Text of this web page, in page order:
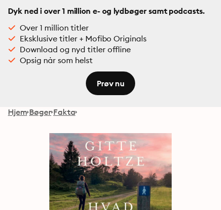
Dyk ned i over 1 million e- og lydbøger samt podcasts.
Over 1 million titler
Eksklusive titler + Mofibo Originals
Download og nyd titler offline
Opsig når som helst
Prøv nu
Hjem Bøger Fakta